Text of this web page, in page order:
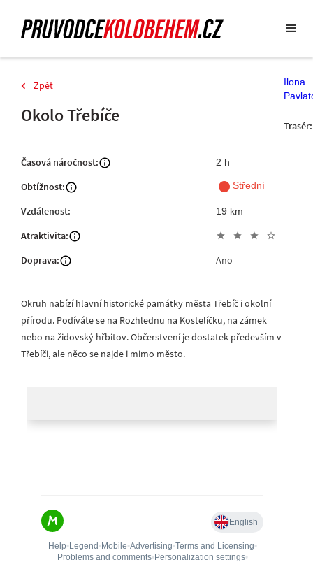
Obtížnost:
2 h
Trasér:
Zpět
Vzdálenost:
Okolo Třebíče
Ilona
fiber_manual_recordStřední
19 km
Doprava:
Atraktivita:
Časová náročnost:
star star star star_outline
Ano
Okruh nabízí hlavní historické památky města Třebíč i okolní
přírodu. Podíváte se na Rozhlednu na Kostelíčku, na zámek
nebo na židovský hřbitov. Občerstvení je dostatek především v
Třebíči, ale něco se najde i mimo město.